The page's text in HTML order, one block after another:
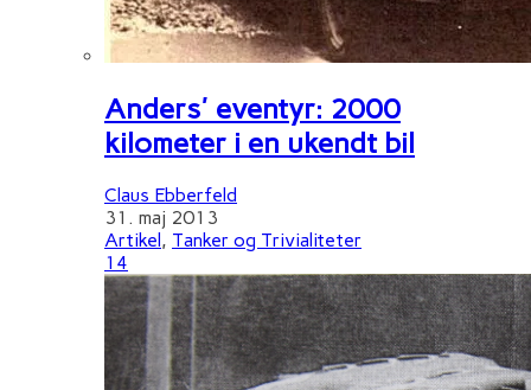
Anders' eventyr: 2000
kilometer i en ukendt bil
Claus Ebberfeld
31. maj 2013
Artikel , Tanker og Trivialiteter
14